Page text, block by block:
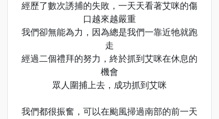
經歷了數次誘捕的失敗，一天天看著艾咪的傷
口越來越嚴重
我們卻無能為力，因為總是我們一靠近牠就跑
走
經過二個禮拜的努力，終於抓到艾咪在休息的
機會
眾人圍捕上去，成功抓到艾咪
我們都很振奮，可以在颱風掃過南部的前一天